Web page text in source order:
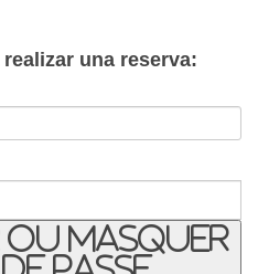
una reserva:
masquer